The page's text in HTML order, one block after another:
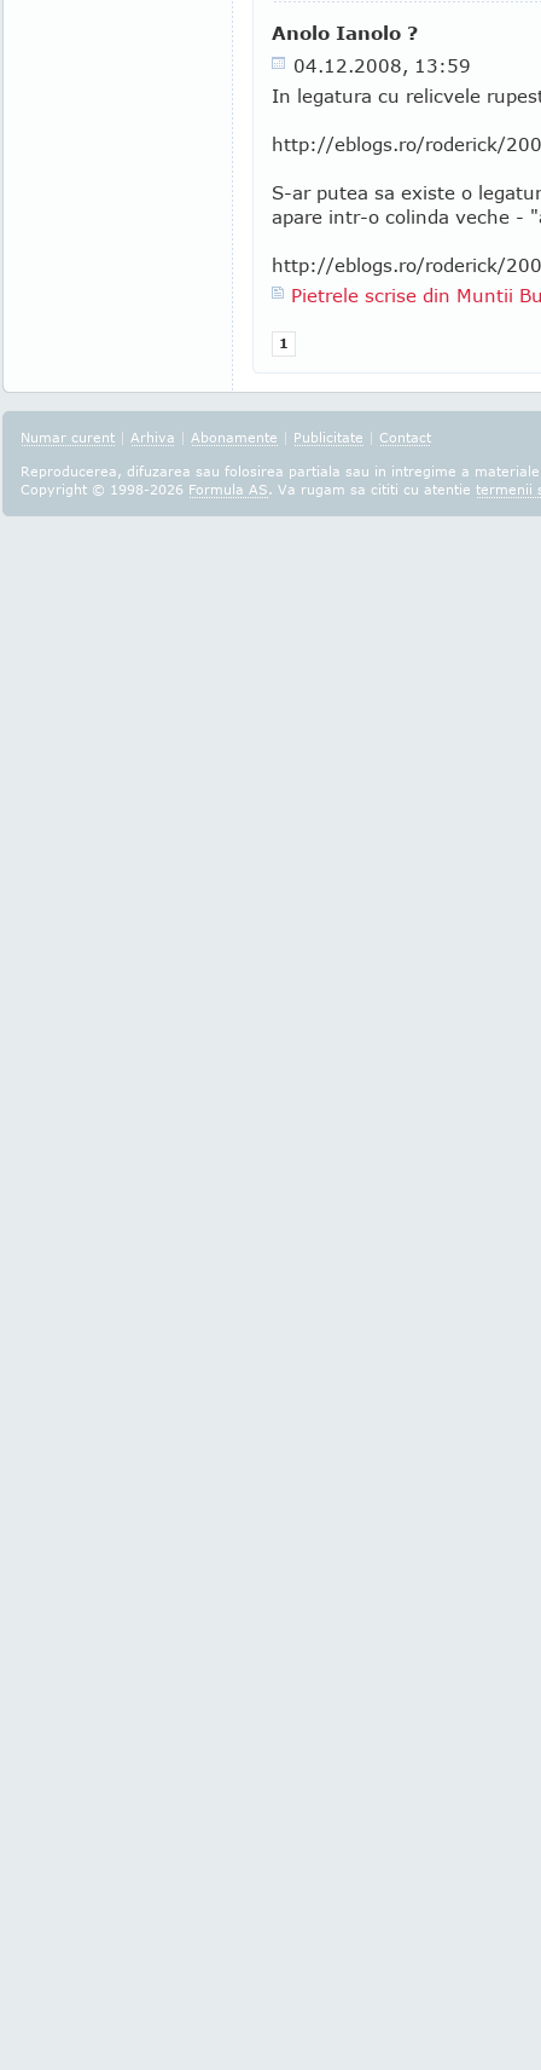
Anolo Ianolo ?
04.12.2008, 13:59
In legatura cu relicvele
http://eblogs.ro/roderick/
S-ar putea sa existe o
apare intr-o colinda veche -
http://eblogs.ro/roderick/
Pietrele scrise din Muntii
1
Numar curent | Arhiva | Abonamente | Publicitate | Contact
Reproducerea, difuzarea sau folosirea partiala sau in intregime a
Copyright © 1998-2026 Formula AS. Va rugam sa cititi cu atentie termenii